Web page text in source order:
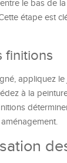
le bas de
étape est
finitions
appliquez le
à la